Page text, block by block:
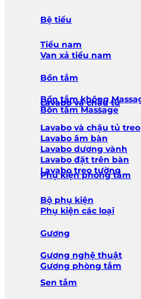
Bệ tiểu
Tiểu nam
Van xả tiểu nam
Bồn tắm
Bồn tắm không
Bồn tắm Massage
Lavabo và chậu tủ
Lavabo và chậu tủ treo
Lavabo âm bàn
Lavabo dương vành
Lavabo đặt trên bàn
Lavabo treo tường
Phụ kiện phòng tắm
Bộ phụ kiện
Phụ kiện các loại
Gương
Gương nghệ thuật
Gương phòng tắm
Sen tắm